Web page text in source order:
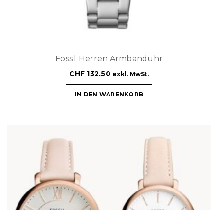
Fossil Herren Armbanduhr
CHF 132.50 exkl. MwSt.
IN DEN WARENKORB